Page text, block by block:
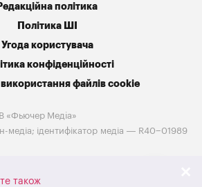
також
політика
Політика ШІ
Угода користувача
конфіденційності
використання файлів cookie
«Фьючер Медiа»
медіа; ідентифікатор медіа — R40−01989